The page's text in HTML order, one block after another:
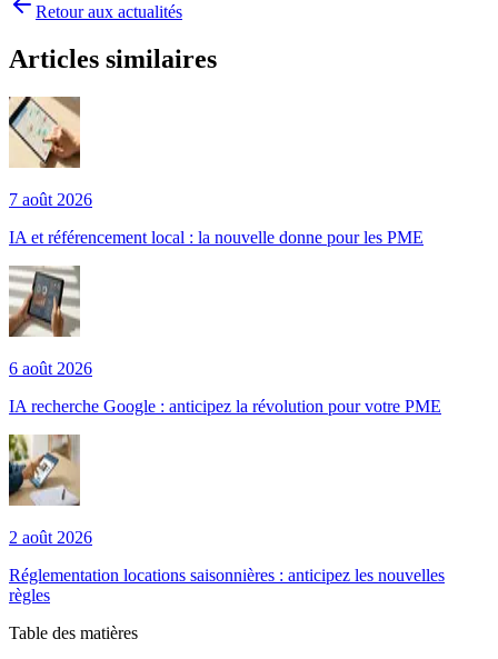
Retour aux actualités
Articles similaires
7 août 2026
IA et référencement local : la nouvelle donne pour les PME
6 août 2026
IA recherche Google : anticipez la révolution pour votre PME
2 août 2026
Réglementation locations saisonnières : anticipez les nouvelles
règles
Table des matières